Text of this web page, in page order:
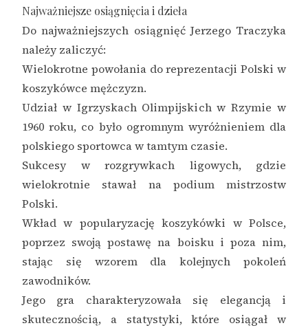
Najważniejsze osiągnięcia i dzieła
Do najważniejszych osiągnięć Jerzego Traczyka
należy zaliczyć:
Wielokrotne powołania do reprezentacji Polski w
koszykówce mężczyzn.
Udział w Igrzyskach Olimpijskich w Rzymie w
1960 roku, co było ogromnym wyróżnieniem dla
polskiego sportowca w tamtym czasie.
Sukcesy w rozgrywkach ligowych, gdzie
wielokrotnie stawał na podium mistrzostw
Polski.
Wkład w popularyzację koszykówki w Polsce,
poprzez swoją postawę na boisku i poza nim,
stając się wzorem dla kolejnych pokoleń
zawodników.
Jego gra charakteryzowała się elegancją i
skutecznością, a statystyki, które osiągał w